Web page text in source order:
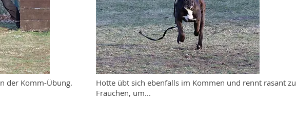
der Komm-Übung.
Hotte übt sich ebenfalls im Kommen und rennt rasant zu
Frauchen, um...